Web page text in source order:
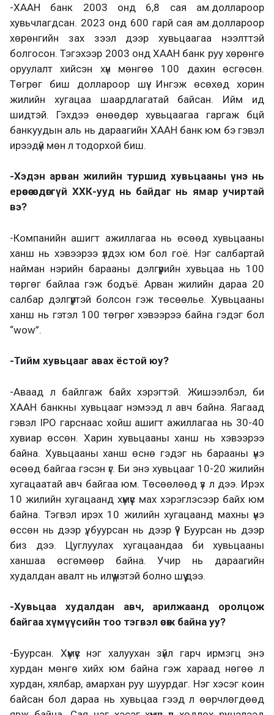
-ХААН банк 2003 онд 6,8 сая ам.доллароор
хувьчлагдсан. 2023 онд 600 гарй сая ам.доллароор
хөрөнгийн зах зээл дээр хувьцаагаа нээлттэй
болгосон. Тэгэхээр 2003 онд ХААН банк руу хөрөнгө
оруулалт хийсэн хүн мөнгөө 100 дахин өсгөсөн.
Төгрөг биш доллароор шүү. Ингэж өсөхөд хорин
жилийн хугацаа шаардлагатай байсан. Ийм ид
шидтэй. Гэхдээ өнөөдөр хувьцаагаа гаргаж бцй
банкуудын аль нь дараагийн ХААН банк юм бэ гэвэл
ирээдүй мөн л тодорхой биш.
-Хэдэн арван жилийн туршид хувьцааны үнэ нь
ерөөсөө өсдөггүй ХХК-ууд нь байдаг нь ямар учиртай
вэ?
-Компанийн ашигт ажиллагаа нь өсөөд хувьцааны
ханш нь хэвээрээ үлдэх юм бол гоё. Нэг салбартай
найман нэрийн барааны дэлгүүрийн хувьцаа нь 100
төргөг байлаа гэж бодъё. Арван жилийн дараа 20
салбар дэлгүүртэй болсон гэж төсөөлье. Хувьцааны
ханш нь гэтэл 100 төгрөг хэвээрээ байна гэдэг бол
“wow”.
-Тийм хувьцааг авах ёстой юу?
-Аваад л байлгаж байх хэрэгтэй. Жишээлбэл, би
ХААН банкны хувьцааг нэмээд л авч байна. Яагаад
гэвэл IPO гарснаас хойш ашигт ажиллагаа нь 30-40
хувиар өссөн. Харин хувьцааны ханш нь хэвээрээ
байна. Хувьцааны ханш өснө гэдэг нь барааны үнэ
өсөөд байгаа гэсэн үг. Би энэ хувьцааг 10-20 жилийн
хугацаатай авч байгаа юм. Төсөөлөөд үз л дээ. Ирэх
10 жилийн хугацаанд хүмүүс мах хэрэглэсээр байх юм
байна. Тэгвэл ирэх 10 жилийн хугацаанд махны үнэ
өссөн нь дээр үү, буурсан нь дээр үү? Буурсан нь дээр
биз дээ. Цуглуулах хугацаандаа би хувьцааны
ханшаа өсгөмөөр байна. Учир нь дараагийн
худалдан авалт нь илүү үнэтэй болно шүү дээ.
-Хувьцаа худалдан авч, арилжаанд оролцож
байгаа хүмүүсийн тоо тэгвэл өсөж байна уу?
-Буурсан. Хүмүүс нэг халуухан зүйл гарч ирмэгц энэ
хурдан мөнгө хийх юм байна гэж хараад нөгөө л
хурдан, хялбар, амархан руу шуурдаг. Нэг хэсэг коин
байсан бол дараа нь хувьцаа гээд л өөрчлөгдөөд